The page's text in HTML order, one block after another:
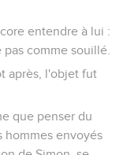
entendre à lui :
comme souillé.
après, l'objet fut
que penser du
hommes envoyés